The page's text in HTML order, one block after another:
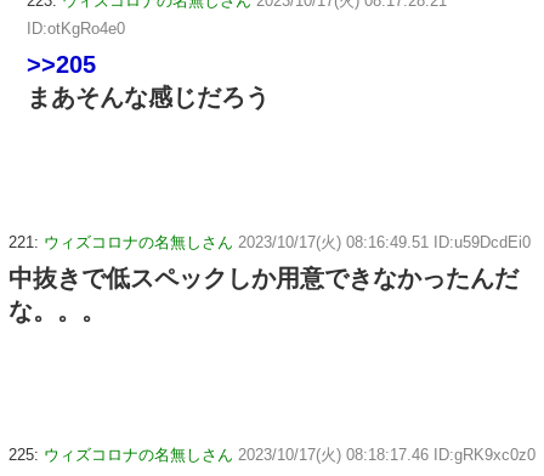
ID:otKgRo4e0
>>205
まあそんな感じだろう
221: ウィズコロナの名無しさん 2023/10/17(火) 08:16:49.51 ID:u59DcdEi0
中抜きで低スペックしか用意できなかったんだ
な。。。
225: ウィズコロナの名無しさん 2023/10/17(火) 08:18:17.46 ID:gRK9xc0z0